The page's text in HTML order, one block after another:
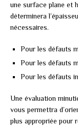
une surface plane et
déterminera
nécessaires.
Pour les défauts
Pour les défauts
Pour les défauts
Une évaluation
vous permettra
plus appropriée pour